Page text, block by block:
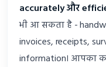
accurately और
भी आ सकता है -
invoices, receipts,
information। आपका